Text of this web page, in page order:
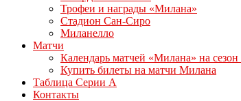
Трофеи и награды «Милана»
Стадион Сан-Сиро
Миланелло
Матчи
Календарь матчей «Милана» на сезон
Купить билеты на матчи Милана
Таблица Серии А
Контакты